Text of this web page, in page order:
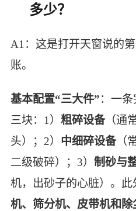
多少？
A1：这是打开天窗说的
账。
基本配置“三大件”：一
三块：1） 粗碎设备（通
头）；2） 中细碎设备（
二级破碎）；3） 制砂与
机，出砂子的心脏）。此
机、筛分机、皮带机和除